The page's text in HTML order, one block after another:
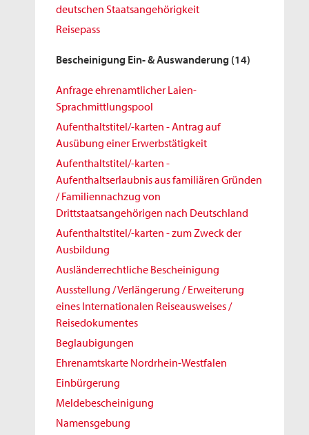
deutschen Staatsangehörigkeit
Reisepass
Bescheinigung Ein- & Auswanderung (14)
Anfrage ehrenamtlicher Laien-
Sprachmittlungspool
Aufenthaltstitel/-karten - Antrag auf
Ausübung einer Erwerbstätigkeit
Aufenthaltstitel/-karten -
Aufenthaltserlaubnis aus familiären Gründen
/ Familiennachzug von
Drittstaatsangehörigen nach Deutschland
Aufenthaltstitel/-karten - zum Zweck der
Ausbildung
Ausländerrechtliche Bescheinigung
Ausstellung / Verlängerung / Erweiterung
eines Internationalen Reiseausweises /
Reisedokumentes
Beglaubigungen
Ehrenamtskarte Nordrhein-Westfalen
Einbürgerung
Meldebescheinigung
Namensgebung